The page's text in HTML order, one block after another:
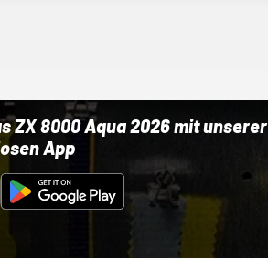
ZX 8000 Aqua 2026 mit unserer
App